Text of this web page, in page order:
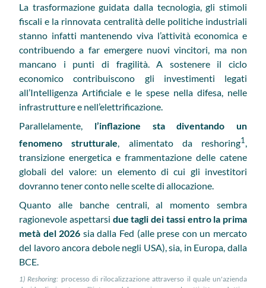
La trasformazione guidata dalla tecnologia, gli stimoli
fiscali e la rinnovata centralità delle politiche industriali
stanno infatti mantenendo viva l’attività economica e
contribuendo a far emergere nuovi vincitori, ma non
mancano i punti di fragilità. A sostenere il ciclo
economico contribuiscono gli investimenti legati
all’Intelligenza Artificiale e le spese nella difesa, nelle
infrastrutture e nell’elettrificazione.
Parallelamente, l’inflazione sta diventando un
fenomeno strutturale, alimentato da reshoring1 ,
transizione energetica e frammentazione delle catene
globali del valore: un elemento di cui gli investitori
dovranno tener conto nelle scelte di allocazione.
Quanto alle banche centrali, al momento sembra
ragionevole aspettarsi due tagli dei tassi entro la prima
metà del 2026 sia dalla Fed (alle prese con un mercato
del lavoro ancora debole negli USA), sia, in Europa, dalla
BCE.
1) Reshoring: processo di rilocalizzazione attraverso il quale un'azienda